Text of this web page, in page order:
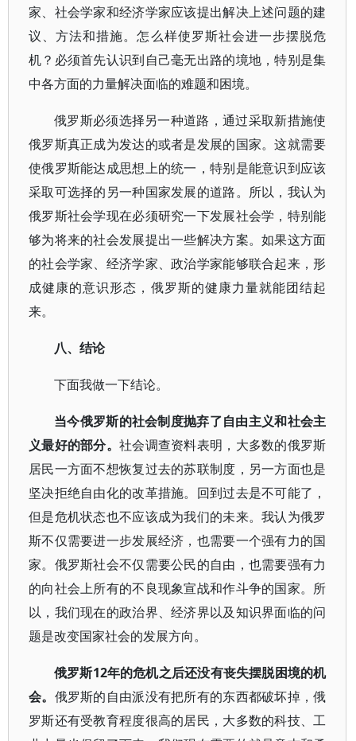
家、社会学家和经济学家应该提出解决上述问题的建
议、方法和措施。怎么样使罗斯社会进一步摆脱危
机？必须首先认识到自己毫无出路的境地，特别是集
中各方面的力量解决面临的难题和困境。
俄罗斯必须选择另一种道路，通过采取新措施使
俄罗斯真正成为发达的或者是发展的国家。这就需要
使俄罗斯能达成思想上的统一，特别是能意识到应该
采取可选择的另一种国家发展的道路。所以，我认为
俄罗斯社会学现在必须研究一下发展社会学，特别能
够为将来的社会发展提出一些解决方案。如果这方面
的社会学家、经济学家、政治学家能够联合起来，形
成健康的意识形态，俄罗斯的健康力量就能团结起
来。
八、结论
下面我做一下结论。
当今俄罗斯的社会制度抛弃了自由主义和社会主
义最好的部分。 社会调查资料表明，大多数的俄罗斯
居民一方面不想恢复过去的苏联制度，另一方面也是
坚决拒绝自由化的改革措施。回到过去是不可能了，
但是危机状态也不应该成为我们的未来。我认为俄罗
斯不仅需要进一步发展经济，也需要一个强有力的国
家。俄罗斯社会不仅需要公民的自由，也需要强有力
的向社会上所有的不良现象宣战和作斗争的国家。所
以，我们现在的政治界、经济界以及知识界面临的问
题是改变国家社会的发展方向。
俄罗斯12年的危机之后还没有丧失摆脱困境的机
会。 俄罗斯的自由派没有把所有的东西都破坏掉，俄
罗斯还有受教育程度很高的居民，大多数的科技、工